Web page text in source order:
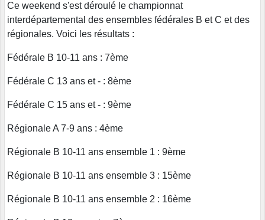
Ce weekend s'est déroulé le championnat
interdépartemental des ensembles fédérales B et C et des
régionales. Voici les résultats :
Fédérale B 10-11 ans : 7ème
Fédérale C 13 ans et - : 8ème
Fédérale C 15 ans et - : 9ème
Régionale A 7-9 ans : 4ème
Régionale B 10-11 ans ensemble 1 : 9ème
Régionale B 10-11 ans ensemble 3 : 15ème
Régionale B 10-11 ans ensemble 2 : 16ème